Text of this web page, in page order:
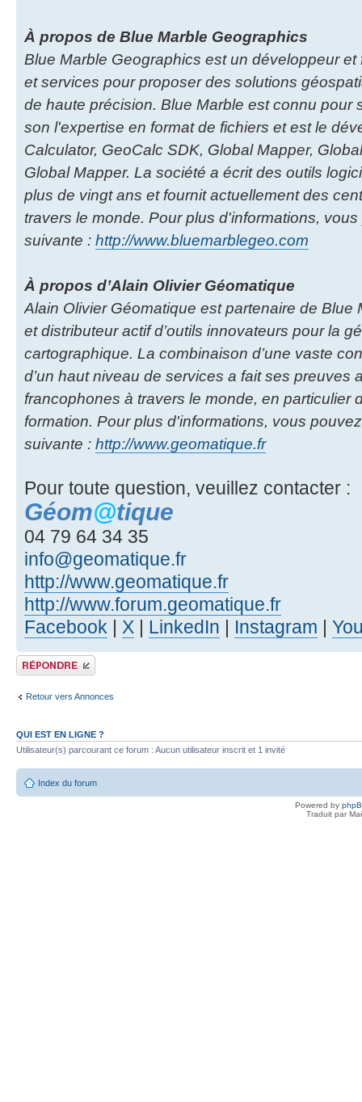
À propos de Blue Marble Geographics
Blue Marble Geographics est un développeur
et services pour proposer des solutions
de haute précision. Blue Marble est connu pour
son l'expertise en format de fichiers et est le
Calculator, GeoCalc SDK, Global Mapper,
Global Mapper. La société a écrit des outils
plus de vingt ans et fournit actuellement des
travers le monde. Pour plus d'informations,
suivante : http://www.bluemarblegeo.com
À propos d’Alain Olivier Géomatique
Alain Olivier Géomatique est partenaire de
et distributeur actif d’outils innovateurs pour la
cartographique. La combinaison d’une vaste
d’un haut niveau de services a fait ses preuves
francophones à travers le monde, en particulier
formation. Pour plus d'informations, vous
suivante : http://www.geomatique.fr
Pour toute question, veuillez contacter :
Géom@tique
04 79 64 34 35
info@geomatique.fr
http://www.geomatique.fr
http://www.forum.geomatique.fr
Facebook | X | LinkedIn | Instagram |
Publier une réponse
Retour vers Annonces
QUI EST EN LIGNE ?
Utilisateur(s) parcourant ce forum : Aucun utilisateur inscrit et 1 invité
Index du forum
Powered by
Traduit par